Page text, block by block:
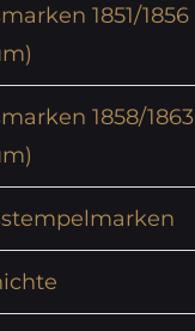
1851/1856
1858/1863